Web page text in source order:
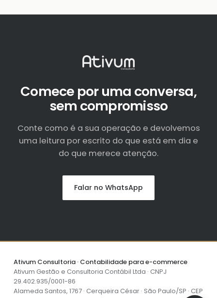
Comece por uma conversa,
sem compromisso
Conte como é a sua operação e devolvemos
uma leitura por escrito do que está em dia e
do que merece atenção.
Falar no WhatsApp
Ativum Consultoria · Contabilidade para e-commerce
Ativum Gestão e Consultoria Contábil Ltda · CNPJ
29.402.935/0001-86
Alameda Santos, 1767 · Cerqueira César · São Paulo/SP · CEP